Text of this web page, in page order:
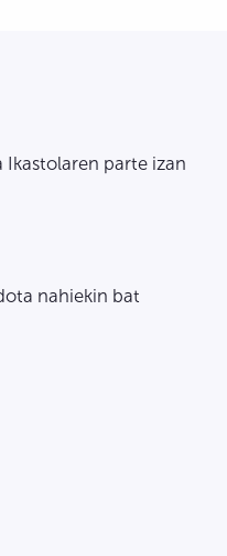
parte izan
nahiekin bat